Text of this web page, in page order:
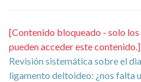
[Contenido bloqueado - solo los
pueden acceder este contenido.]
Revisión sistemática sobre el
ligamento deltoideo: ¿nos falta